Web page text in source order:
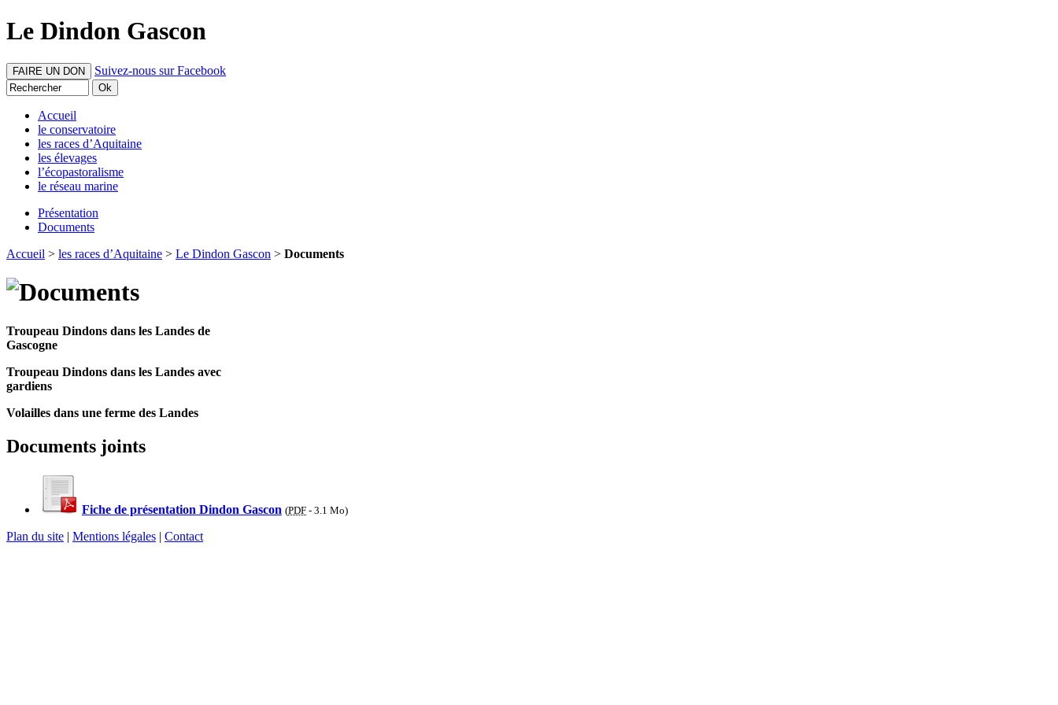
Le Dindon Gascon
FAIRE UN DON Suivez-nous sur Facebook
Accueil
le conservatoire
les races d’Aquitaine
les élevages
l’écopastoralisme
le réseau marine
Présentation
Documents
Accueil > les races d’Aquitaine > Le Dindon Gascon > Documents
Troupeau Dindons dans les Landes de
Gascogne
Troupeau Dindons dans les Landes avec
gardiens
Volailles dans une ferme des Landes
Documents joints
Fiche de présentation Dindon Gascon (PDF - 3.1 Mo)
Plan du site | Mentions légales | Contact